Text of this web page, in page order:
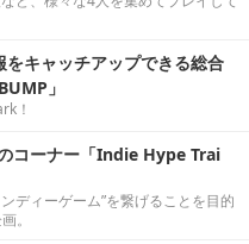
キャッチアップできる総合
」
！
コーナー「Indie Hype Trai
ディーゲーム”を繋げることを目的
。